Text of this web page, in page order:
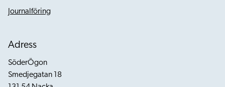
Journalföring
Adress
SöderÖgon
Smedjegatan 18